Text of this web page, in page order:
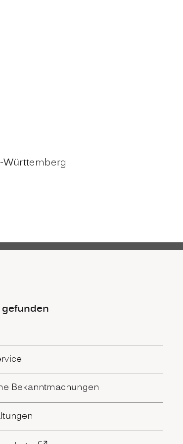
Bekanntmachungen